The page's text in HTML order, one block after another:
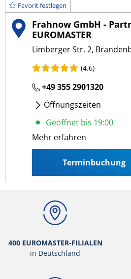
Favorit festlegen
Frahnow GmbH -
EUROMASTER
Limberger Str. 2,
(4.6)
+49 355 2901320
Öffnungszeiten
Mo - Fr: 09:00 19:00
Geöffnet bis 19:00
Mehr erfahren
Terminbuchung
400 EUROMASTER-FILIALEN
in Deutschland